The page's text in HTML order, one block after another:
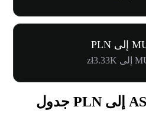
تحويل من ASMLON إلى PLN جدول